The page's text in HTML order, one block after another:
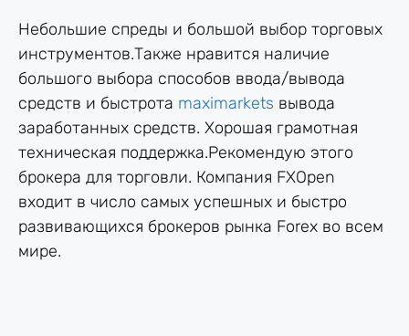
Небольшие спреды и большой выбор торговых
инструментов.Также нравится наличие
большого выбора способов ввода/вывода
средств и быстрота maximarkets вывода
заработанных средств. Хорошая грамотная
техническая поддержка.Рекомендую этого
брокера для торговли. Компания FXOpen
входит в число самых успешных и быстро
развивающихся брокеров рынка Forex во всем
мире.